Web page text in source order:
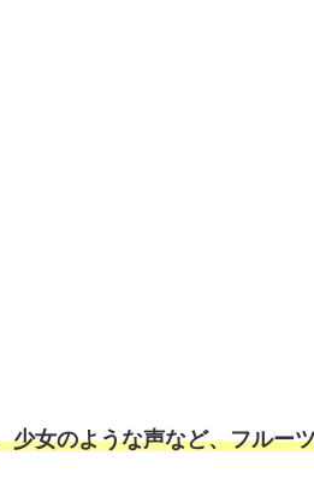
少女のような声など、フルー